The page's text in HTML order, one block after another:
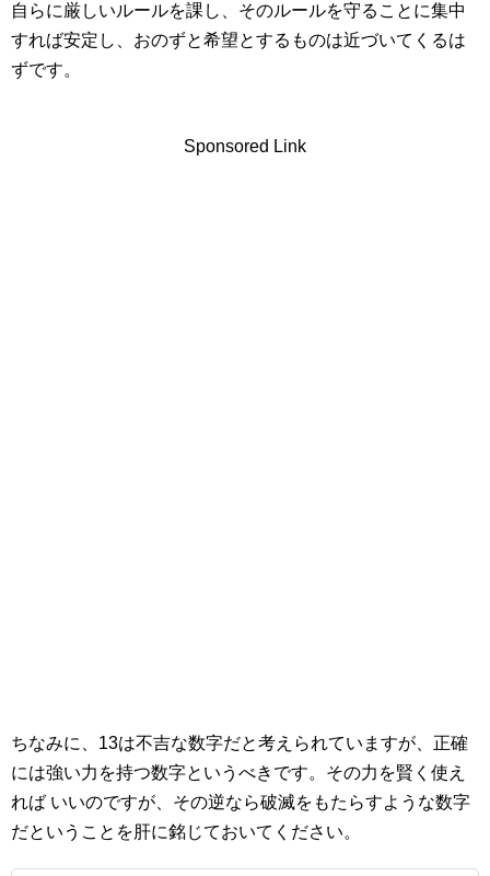
自らに厳しいルールを課し、そのルールを守ることに集中
すれば安定し、おのずと希望とするものは近づいてくるは
ずです。
Sponsored Link
ちなみに、13は不吉な数字だと考えられていますが、正確
には強い力を持つ数字というべきです。その力を賢く使え
れば いいのですが、その逆なら破滅をもたらすような数字
だということを肝に銘じておいてください。